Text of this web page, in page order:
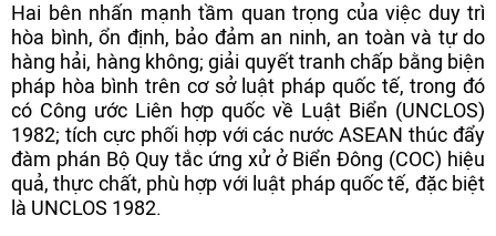
Hai bên nhấn mạnh tầm quan trọng của việc duy trì
hòa bình, ổn định, bảo đảm an ninh, an toàn và tự do
hàng hải, hàng không; giải quyết tranh chấp bằng biện
pháp hòa bình trên cơ sở luật pháp quốc tế, trong đó
có Công ước Liên hợp quốc về Luật Biển (UNCLOS)
1982; tích cực phối hợp với các nước ASEAN thúc đẩy
đàm phán Bộ Quy tắc ứng xử ở Biển Đông (COC) hiệu
quả, thực chất, phù hợp với luật pháp quốc tế, đặc biệt
là UNCLOS 1982.